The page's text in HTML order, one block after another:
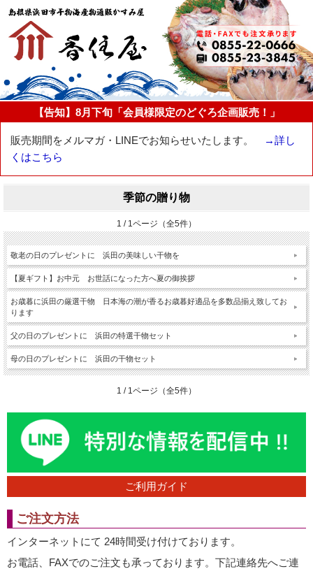
【告知】8月下旬「会員様限定のどぐろ企画販売！」
販売期間をメルマガ・LINEでお知らせいたします。
→詳し
くはこちら
季節の贈り物
1 / 1ページ（全5件）
敬老の日のプレゼントに 浜田の美味しい干物を
【夏ギフト】お中元 お世話になった方へ夏の御挨拶
お歳暮に浜田の厳選干物 日本海の潮が香るお歳暮好適品を多数品揃え致してお
ります
父の日のプレゼントに 浜田の特選干物セット
母の日のプレゼントに 浜田の干物セット
1 / 1ページ（全5件）
ご利用ガイド
ご注文方法
インターネットにて 24時間受け付けております。
お電話、FAXでのご注文も承っております。下記連絡先へご連